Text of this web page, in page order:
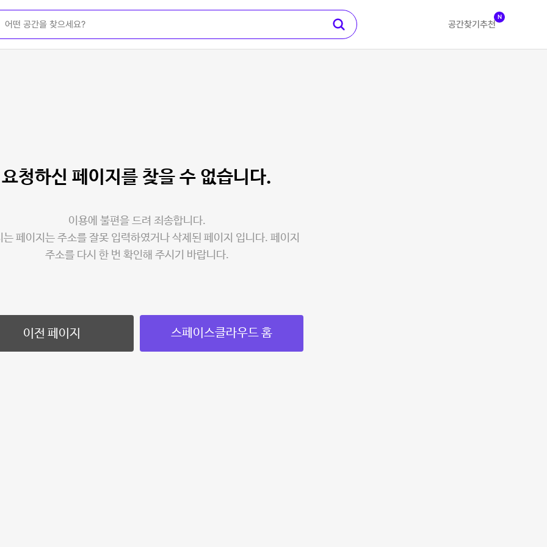
공간찾기 추천
N
요청하신 페이지를 찾을 수 없습니다.
이용에 불편을 드려 죄송합니다.
는 페이지는 주소를 잘못 입력하였거나 삭제된 페이지 입니다. 페이지
주소를 다시 한 번 확인해 주시기 바랍니다.
이전 페이지 스페이스클라우드 홈